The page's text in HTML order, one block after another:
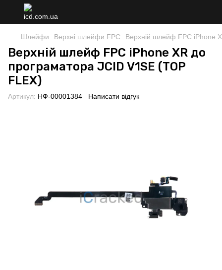
Шлейфи Верхні шлейфи FPC Верхній шлейф FPC iPhone
Верхній шлейф FPC iPhone XR до
програматора JCID V1SE (TOP
FLEX)
Артикул: НФ-00001384 Написати відгук